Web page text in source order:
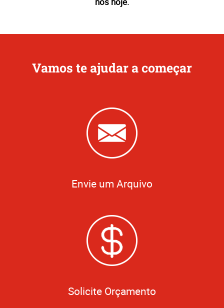
Vamos te ajudar a começar
Envie um Arquivo
Solicite Orçamento